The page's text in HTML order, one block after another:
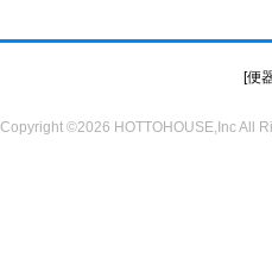
便
Copyright ©2026 HOTTOHOUSE,Inc All